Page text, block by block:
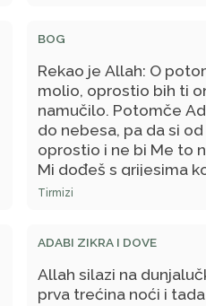
BOG
Rekao je Allah: O
molio, oprostio bih ti
namučilo. Potomče
do nebesa, pa da si
oprostio i ne bi Me to
Mi dođeš s grijesima
pripisuješ sudruga,
Tirmizi
ADABI ZIKRA I DOVE
Allah silazi na
prva trećina noći i